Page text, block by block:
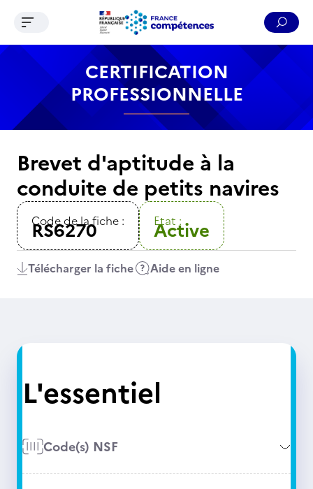
Contenu Recherche Menu Pied de page
Ouvrir le menu de navigation
CERTIFICATION
PROFESSIONNELLE
Brevet d'aptitude à la
conduite de petits navires
Code de la fiche :
RS6270 Etat :
Active
Télécharger la fiche Aide en ligne
L'essentiel
Code(s) NSF